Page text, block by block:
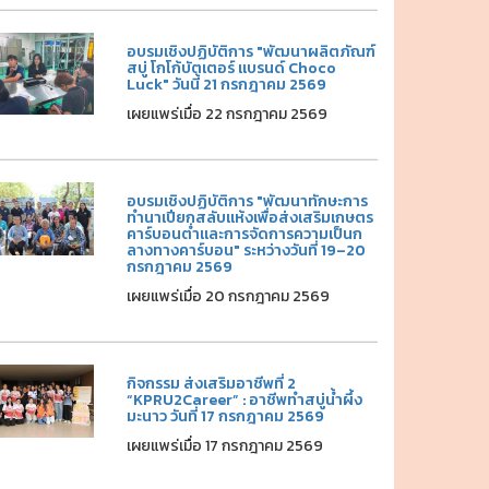
อบรมเชิงปฏิบัติการ "พัฒนาผลิตภัณฑ์
สบู่ โกโก้บัตเตอร์ แบรนด์ Choco
Luck" วันนี้ 21 กรกฎาคม 2569
เผยแพร่เมื่อ 22 กรกฎาคม 2569
อบรมเชิงปฏิบัติการ "พัฒนาทักษะการ
ทำนาเปียกสลับแห้งเพื่อส่งเสริมเกษตร
คาร์บอนต่ำและการจัดการความเป็นก
ลางทางคาร์บอน" ระหว่างวันที่ 19–20
กรกฎาคม 2569
เผยแพร่เมื่อ 20 กรกฎาคม 2569
กิจกรรม ส่งเสริมอาชีพที่ 2
“KPRU2Career” : อาชีพทำสบู่น้ำผึ้ง
มะนาว วันที่ 17 กรกฎาคม 2569
เผยแพร่เมื่อ 17 กรกฎาคม 2569